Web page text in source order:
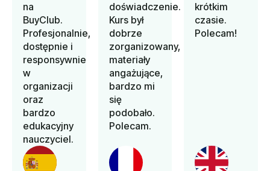
na
BuyClub.
Profesjonalnie,
dostępnie i
responsywnie
w
organizacji
oraz
bardzo
edukacyjny
nauczyciel.
doświadczenie.
Kurs był
dobrze
zorganizowany,
materiały
angażujące,
bardzo mi
się
podobało.
Polecam.
krótkim
czasie.
Polecam!